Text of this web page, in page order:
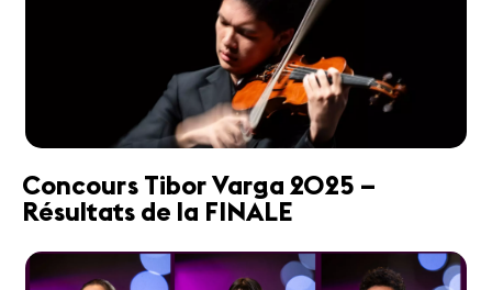
Concours Tibor Varga 2025 –
Résultats de la FINALE